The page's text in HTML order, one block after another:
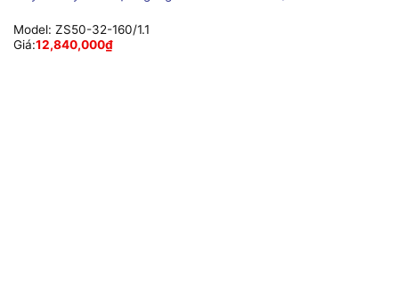
Model: ZS50-32-160/1.1
Giá:12,840,000₫